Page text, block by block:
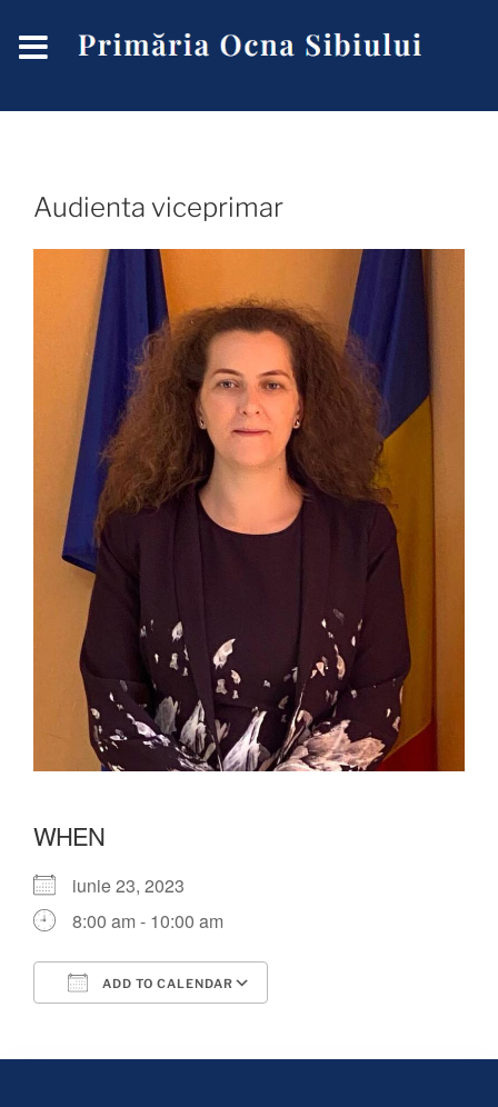
Audienta viceprimar
WHEN
iunie 23, 2023
8:00 am - 10:00 am
ADD TO CALENDAR